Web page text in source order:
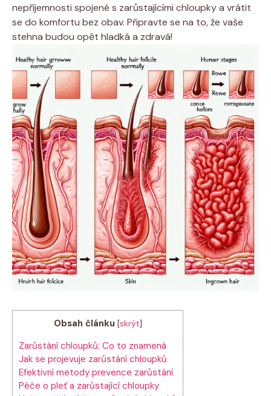
nepříjemnosti spojené s zarůstajícími chloupky a vrátit
se do komfortu bez obav. Připravte se na to, že vaše
stehna budou opět hladká a zdravá!
Obsah článku [skrýt]
Zarůstání chloupků: Co to znamená
Jak se projevuje zarůstání chloupků
Efektivní metody prevence zarůstání
Péče o pleť a zarůstající chloupky